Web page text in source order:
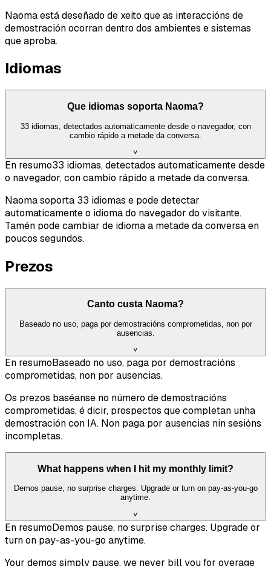
Naoma está deseñado de xeito que as interaccións de
demostración ocorran dentro dos ambientes e sistemas
que aproba.
Idiomas
Que idiomas soporta Naoma?
33 idiomas, detectados automaticamente desde o navegador, con
cambio rápido a metade da conversa.
˅
En resumo33 idiomas, detectados automaticamente desde
o navegador, con cambio rápido a metade da conversa.
Naoma soporta 33 idiomas e pode detectar
automaticamente o idioma do navegador do visitante.
Tamén pode cambiar de idioma a metade da conversa en
poucos segundos.
Prezos
Canto custa Naoma?
Baseado no uso, paga por demostracións comprometidas, non por
ausencias.
˅
En resumoBaseado no uso, paga por demostracións
comprometidas, non por ausencias.
Os prezos baséanse no número de demostracións
comprometidas, é dicir, prospectos que completan unha
demostración con IA. Non paga por ausencias nin sesións
incompletas.
What happens when I hit my monthly limit?
Demos pause, no surprise charges. Upgrade or turn on pay-as-you-go
anytime.
˅
En resumoDemos pause, no surprise charges. Upgrade or
turn on pay-as-you-go anytime.
Your demos simply pause, we never bill you for overage